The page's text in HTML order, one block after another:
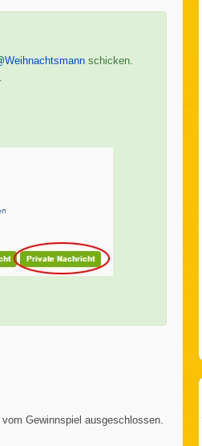
schicken.
Gewinnspiel ausgeschlossen.